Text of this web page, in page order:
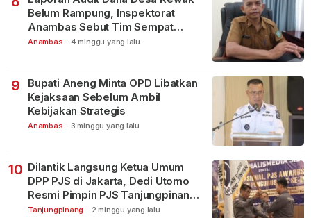
Belum Rampung, Inspektorat
Anambas Sebut Tim Sempat
Terbagi Tangani Kasus Lain
Anambas - 4 minggu yang lalu
9
Bupati Aneng Minta OPD Libatkan
Kejaksaan Sebelum Ambil
Kebijakan Strategis
Anambas - 3 minggu yang lalu
10 Dilantik Langsung Ketua Umum
DPP PJS di Jakarta, Dedi Utomo
Resmi Pimpin PJS Tanjungpinang-
Bintan
Tanjungpinang - 2 minggu yang lalu